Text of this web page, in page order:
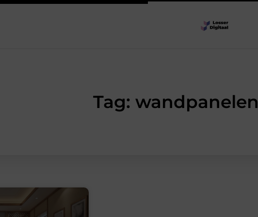
Tag: wandpanelen